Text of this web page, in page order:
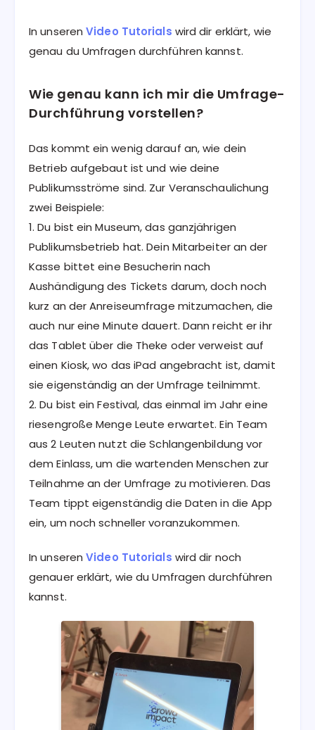
In unserenVideo Tutorials wird dir erklärt, wie
genau du Umfragen durchführen kannst.
Wie genau kann ich mir die Umfrage-
Durchführung vorstellen?
Das kommt ein wenig darauf an, wie dein
Betrieb aufgebaut ist und wie deine
Publikumsströme sind. Zur Veranschaulichung
zwei Beispiele:‌‌
1. Du bist ein Museum, das ganzjährigen
Publikumsbetrieb hat. Dein Mitarbeiter an der
Kasse bittet eine Besucherin nach
Aushändigung des Tickets darum, doch noch
kurz an der Anreiseumfrage mitzumachen, die
auch nur eine Minute dauert. Dann reicht er ihr
das Tablet über die Theke oder verweist auf
einen Kiosk, wo das iPad angebracht ist, damit
sie eigenständig an der Umfrage teilnimmt.‌‌
2. Du bist ein Festival, das einmal im Jahr eine
riesengroße Menge Leute erwartet. Ein Team
aus 2 Leuten nutzt die Schlangenbildung vor
dem Einlass, um die wartenden Menschen zur
Teilnahme an der Umfrage zu motivieren. Das
Team tippt eigenständig die Daten in die App
ein, um noch schneller voranzukommen.
In unserenVideo Tutorials wird dir noch
genauer erklärt, wie du Umfragen durchführen
kannst.